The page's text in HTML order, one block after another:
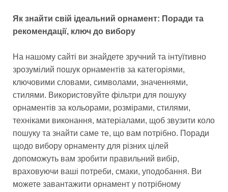
Як знайти свій ідеальний орнамент: Поради та
рекомендації, ключ до вибору
На нашому сайті ви знайдете зручний та інтуїтивно
зрозумілий пошук орнаментів за категоріями,
ключовими словами, символами, значеннями,
стилями. Використовуйте фільтри для пошуку
орнаментів за кольорами, розмірами, стилями,
техніками виконання, матеріалами, щоб звузити коло
пошуку та знайти саме те, що вам потрібно. Поради
щодо вибору орнаменту для різних цілей
допоможуть вам зробити правильний вибір,
враховуючи ваші потреби, смаки, уподобання. Ви
можете завантажити орнамент у потрібному